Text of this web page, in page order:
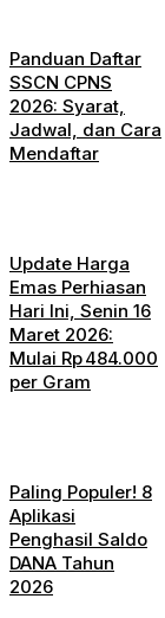
Panduan Daftar
SSCN CPNS
2026: Syarat,
Jadwal, dan Cara
Mendaftar
Update Harga
Emas Perhiasan
Hari Ini, Senin 16
Maret 2026:
Mulai Rp 484.000
per Gram
Paling Populer! 8
Aplikasi
Penghasil Saldo
DANA Tahun
2026